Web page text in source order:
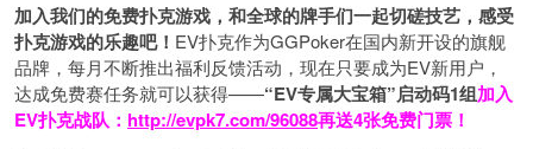
加入我们的免费扑克游戏，和全球的牌手们一起切磋技艺，感受
扑克游戏的乐趣吧！ EV扑克作为GGPoker在国内新开设的旗舰
品牌，每月不断推出福利反馈活动，现在只要成为EV新用户，
达成免费赛任务就可以获得——“EV专属大宝箱”启动码1组加入
EV扑克战队： http://evpk7.com/96088再送4张免费门票！